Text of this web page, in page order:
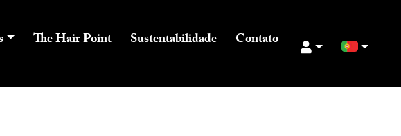
The Hair Point Sustentabilidade Contato